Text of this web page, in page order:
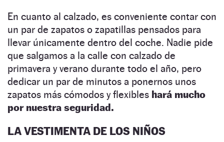
En cuanto al calzado, es conveniente contar con
un par de zapatos o zapatillas pensados para
llevar únicamente dentro del coche. Nadie pide
que salgamos a la calle con calzado de
primavera y verano durante todo el año, pero
dedicar un par de minutos a ponernos unos
zapatos más cómodos y flexibles hará mucho
por nuestra seguridad.
LA VESTIMENTA DE LOS NIÑOS